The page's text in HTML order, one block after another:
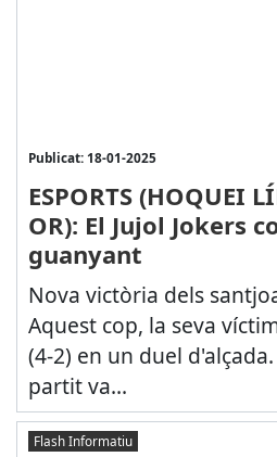
Publicat: 18-01-2025
ESPORTS (HOQUEI
OR): El Jujol Jokers
guanyant
Nova victòria dels
Aquest cop, la seva
(4-2) en un duel
partit va...
Flash Informatiu